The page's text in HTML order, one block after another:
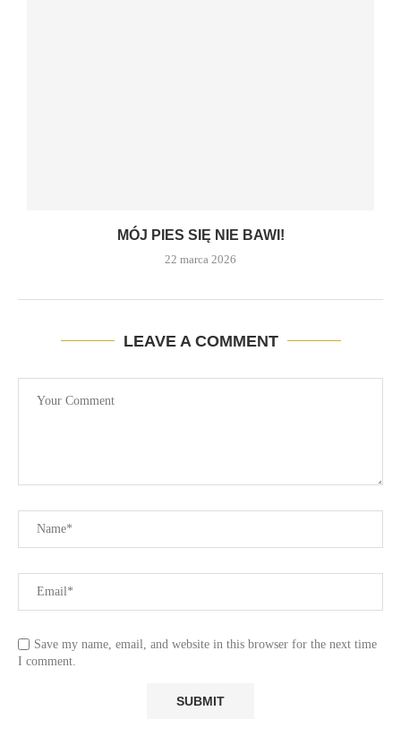
MÓJ PIES SIĘ NIE BAWI!
22 marca 2026
LEAVE A COMMENT
Save my name, email, and website in this browser for the next time
I comment.